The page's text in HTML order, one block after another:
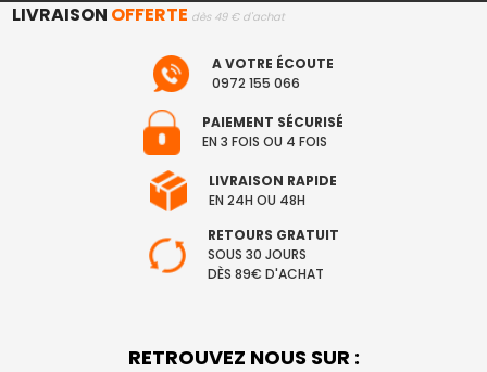
LIVRAISON OFFERTE dès 49 € d'achat
A VOTRE ÉCOUTE
0972 155 066
PAIEMENT SÉCURISÉ
EN 3 FOIS OU 4 FOIS
LIVRAISON RAPIDE
EN 24H OU 48H
RETOURS GRATUIT
SOUS 30 JOURS
DÈS 89€ D'ACHAT
RETROUVEZ NOUS SUR :